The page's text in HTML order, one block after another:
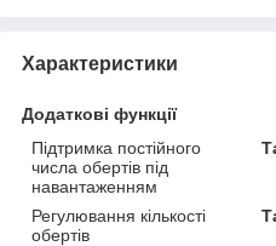
Характеристики
Додаткові функції
Підтримка постійного
числа обертів під
навантаженням
Регулювання кількості
обертів